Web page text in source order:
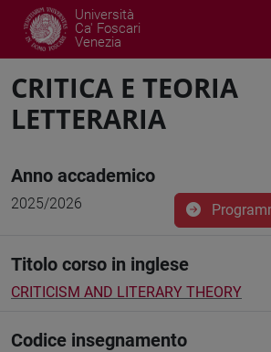
Università
Ca' Foscari
Venezia
CRITICA E TEORIA
LETTERARIA
Anno accademico
2025/2026
Titolo corso in inglese
CRITICISM AND LITERARY THEORY
Codice insegnamento